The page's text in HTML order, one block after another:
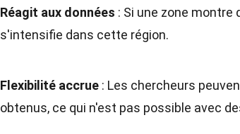
Réagit aux données : Si une zone
s'intensifie dans cette région.
Flexibilité accrue : Les chercheurs
obtenus, ce qui n'est pas possible avec